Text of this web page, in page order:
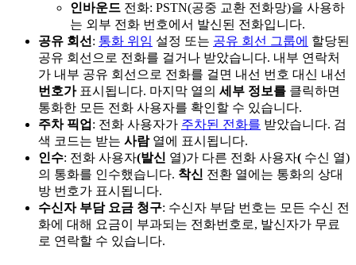
인바운드 전화: PSTN(공중 교환 전화망)을 사용하
는 외부 전화 번호에서 발신된 전화입니다.
공유 회선 : 통화 위임 설정 또는 공유 회선 그룹에 할당된
공유 회선으로 전화를 걸거나 받았습니다. 내부 연락처
가 내부 공유 회선으로 전화를 걸면 내선 번호 대신 내선
번호가표시됩니다. 마지막 열의 세부 정보를 클릭하면
통화한 모든 전화 사용자를 확인할 수 있습니다.
주차 픽업 : 전화 사용자가 주차된 전화를 받았습니다. 검
색 코드는 받는 사람열에 표시됩니다.
인수: 전화 사용자(발신 열)가 다른 전화 사용자( 수신 열)
의 통화를 인수했습니다. 착신 전환 열에는 통화의 상대
방 번호가 표시됩니다.
수신자 부담 요금 청구: 수신자 부담 번호는 모든 수신 전
화에 대해 요금이 부과되는 전화번호로, 발신자가 무료
로 연락할 수 있습니다.